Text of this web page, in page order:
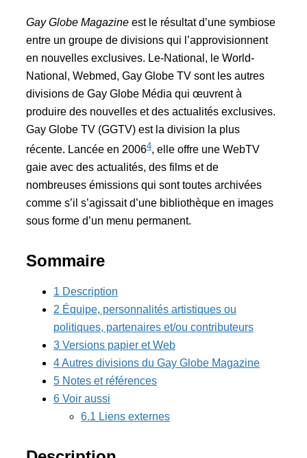
Gay Globe Magazine est le résultat d’une symbiose
entre un groupe de divisions qui l’approvisionnent
en nouvelles exclusives. Le-National, le World-
National, Webmed, Gay Globe TV sont les autres
divisions de Gay Globe Média qui œuvrent à
produire des nouvelles et des actualités exclusives.
Gay Globe TV (GGTV) est la division la plus
récente. Lancée en 20064, elle offre une WebTV
gaie avec des actualités, des films et de
nombreuses émissions qui sont toutes archivées
comme s’il s’agissait d’une bibliothèque en images
sous forme d’un menu permanent.
Sommaire
1 Description
2 Équipe, personnalités artistiques ou
politiques, partenaires et/ou contributeurs
3 Versions papier et Web
4 Autres divisions du Gay Globe Magazine
5 Notes et références
6 Voir aussi
6.1 Liens externes